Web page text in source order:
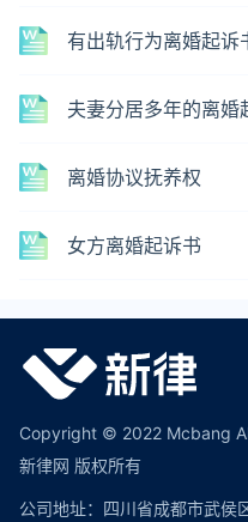
有出轨行为离婚起诉
夫妻分居多年的离婚
离婚协议抚养权
女方离婚起诉书
Copyright © 2022 Mcbang
新律网 版权所有
公司地址：四川省成都市武侯